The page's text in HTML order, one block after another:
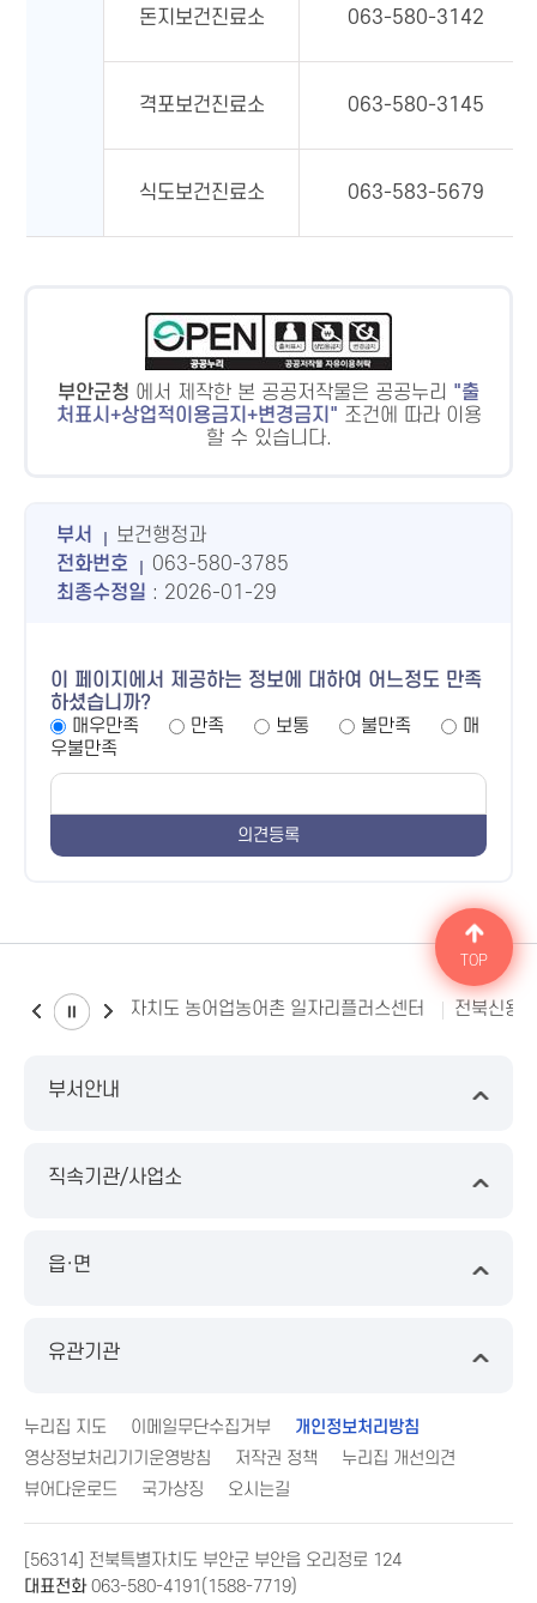
돈지보건진료소 063-580-3142
격포보건진료소 063-580-3145
식도보건진료소 063-583-5679
부안군청 에서 제작한 본 공공저작물은 공공누리
출
처표시+상업적이용금지+변경금지
조건에 따라 이용
할 수 있습니다.
부서
보건행정과
전화번호
063-580-3785
최종수정일 : 2026-01-29
이 페이지에서 제공하는 정보에 대하여 어느정도 만족
하셨습니까?
매우만족
만족 보통 불만족
매
우불만족
전북특별자치도 농어업농어촌 일자리플러스센터 전북신용
부서안내
직속기관/사업소
읍·면
유관기관
누리집 지도 이메일무단수집거부
개인정보처리방침
영상정보처리기기운영방침
저작권 정책
누리집 개선의견
뷰어다운로드
국가상징 오시는길
[56314] 전북특별자치도 부안군 부안읍 오리정로 124
대표전화063-580-4191(1588-7719)
TOP